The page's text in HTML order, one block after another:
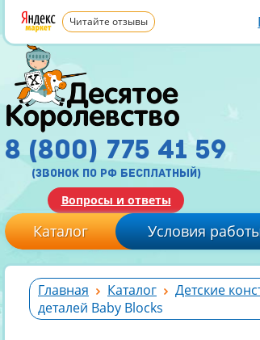
Читайте отзывы
8 (800) 775 41 59
(звонок по рф бесплатный)
Вопросы и ответы
Каталог Условия
Главная Каталог Детские
деталей Baby Blocks